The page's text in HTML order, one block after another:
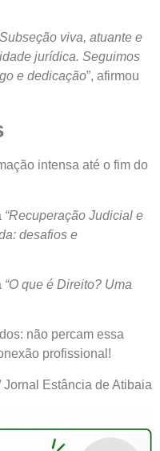
viva, atuante e
jurídica. Seguimos
e dedicação”, afirmou
intensa até o fim do
“Recuperação Judicial e
desafios e
“O que é Direito? Uma
não percam essa
profissional!
Jornal Estância de Atibaia